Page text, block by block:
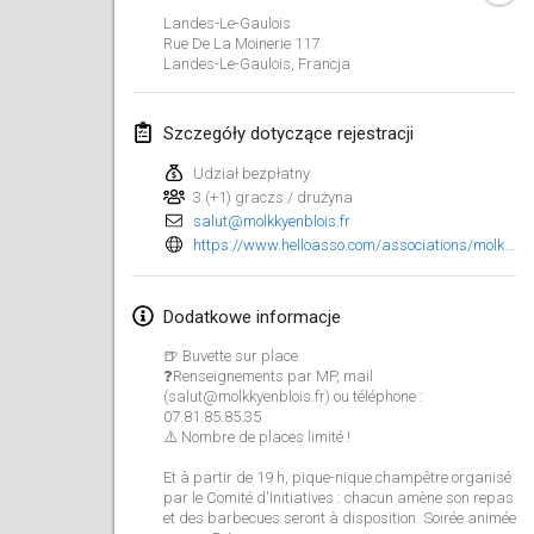
Landes-Le-Gaulois
Rue De La Moinerie 117
Landes-Le-Gaulois Francja
Szczegóły dotyczące rejestracji
Udział bezpłatny
3 (+1) graczs / drużyna
salut@molkkyenblois.fr
Dodatkowe informacje
🍺 Buvette sur place
❓Renseignements par MP, mail
(salut@molkkyenblois.fr) ou téléphone :
07.81.85.85.35
⚠️ Nombre de places limité !
Et à partir de 19 h, pique-nique champêtre organisé
par le Comité d'Initiatives : chacun amène son repas
et des barbecues seront à disposition. Soirée animée
luty 2025
US Mölkky Winter
7 lut 2025 Stany Zjednoczone
Open des vendanges tardives
8 lut 2025 Francja
15 lut 2025|Francja
15 lut 2025|Finlandia
28 lut 2025|Czechy